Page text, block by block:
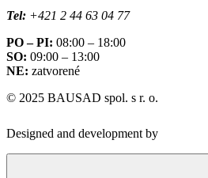
Tel: +421 2 44 63 04 77
PO – PI: 08:00 – 18:00
SO: 09:00 – 13:00
NE: zatvorené
© 2025 BAUSAD spol. s r. o.
Designed and development by